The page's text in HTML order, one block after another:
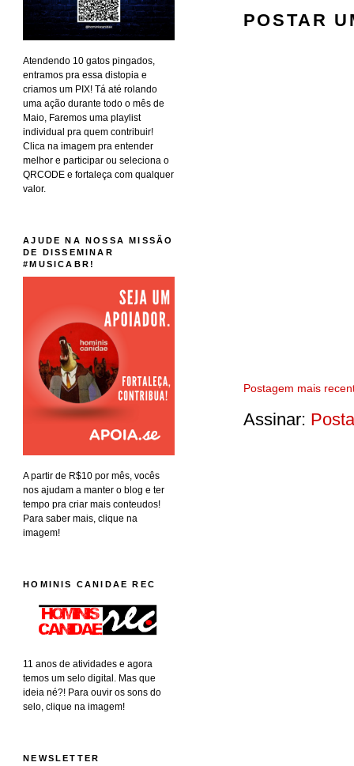
POSTAR
Postagem mais
Assinar:
Atendendo 10 gatos pingados,
entramos pra essa distopia e
criamos um PIX! Tá até rolando
uma ação durante todo o mês de
Maio, Faremos uma playlist
individual pra quem contribuir!
Clica na imagem pra entender
melhor e participar ou seleciona o
QRCODE e fortaleça com qualquer
valor.
AJUDE NA NOSSA MISSÃO
DE DISSEMINAR
#MUSICABR!
A partir de R$10 por mês, vocês
nos ajudam a manter o blog e ter
tempo pra criar mais conteudos!
Para saber mais, clique na
imagem!
HOMINIS CANIDAE REC
11 anos de atividades e agora
temos um selo digital. Mas que
ideia né?! Para ouvir os sons do
selo, clique na imagem!
NEWSLETTER